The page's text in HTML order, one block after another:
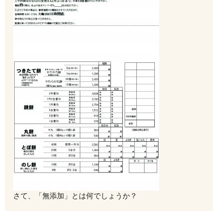
さて、「無添加」とは何でしょうか？